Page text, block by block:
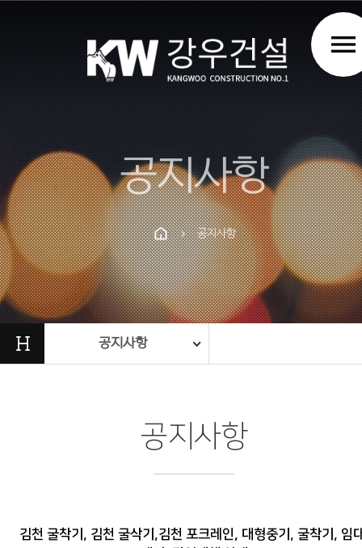
PrevNext
menu
공지사항
chevron_right 공지사항
H 공지사항
공지사항
김천 굴착기, 김천 굴삭기,김천 포크레인, 대형중기, 굴착기, 임